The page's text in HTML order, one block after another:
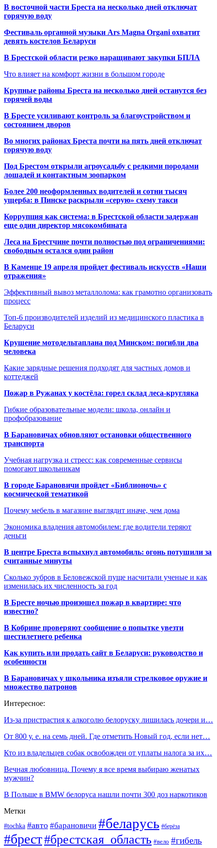
В восточной части Бреста на несколько дней отключат
горячую воду
Фестиваль органной музыки Ars Magna Organi охватит
девять костелов Беларуси
В Брестской области резко наращивают закупки БПЛА
Что влияет на комфорт жизни в большом городе
Крупные районы Бреста на несколько дней останутся без
горячей воды
В Бресте усиливают контроль за благоустройством и
состоянием дворов
Во многих районах Бреста почти на пять дней отключат
горячую воду
Под Брестом открыли агроусадьбу с редкими породами
лошадей и контактным зоопарком
Более 200 неоформленных водителей и сотни тысяч
ущерба: в Пинске раскрыли «серую» схему такси
Коррупция как система: в Брестской области задержан
еще один директор мясокомбината
Леса на Брестчине почти полностью под ограничениями:
свободным остался один район
В Каменце 19 апреля пройдет фестиваль искусств «Наши
отражения»
Эффективный вывоз металлолома: как грамотно организовать
процесс
Топ-6 производителей изделий из медицинского пластика в
Беларуси
Крушение мотодельтаплана под Минском: погибли два
человека
Какие зарядные решения подходят для частных домов и
коттеджей
Пожар в Ружанах у костёла: горел склад леса-кругляка
Гибкие образовательные модели: школа, онлайн и
профобразование
В Барановичах обновляют остановки общественного
транспорта
Учебная нагрузка и стресс: как современные сервисы
помогают школьникам
В городе Барановичи пройдет «Библионочь» с
космической тематикой
Почему мебель в магазине выглядит иначе, чем дома
Экономика владения автомобилем: где водители теряют
деньги
В центре Бреста вспыхнул автомобиль: огонь потушили за
считанные минуты
Сколько зубров в Беловежской пуще насчитали ученые и как
изменилась их численность за год
В Бресте ночью произошел пожар в квартире: что
известно?
В Кобрине проверяют сообщение о попытке увезти
шестилетнего ребенка
Как купить или продать сайт в Беларуси: руководство и
особенности
В Барановичах у школьника изъяли стрелковое оружие и
множество патронов
Интересное:
Из-за пристрастия к алкоголю белоруску лишилась дочери и…
От 800 у. е. на семь дней. Где отметить Новый год, если нет…
Кто из владельцев собак освобожден от уплаты налога за их…
Вечная любовница. Почему я все время выбираю женатых
мужчин?
В Польше в BMW белоруса нашли почти 300 доз наркотиков
Метки
#tochka #авто #барановичи #беларусь #берёза
#брест#брестская_область #вело #гибель